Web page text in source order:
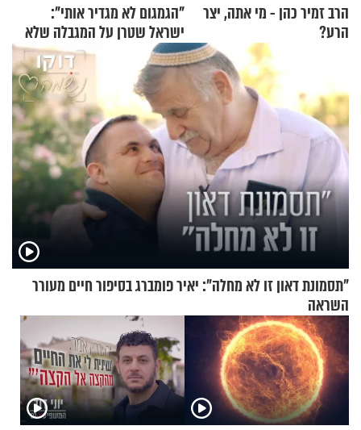
הרב זמיר כהן - מי אתה, יצר
הרע?
"הגמגום לא מגדיר אותי":
ישראל שטרן על המגבלה שלא
עוצרת אותו
"תסמונת דאון זו לא מחלה": יאיר פומברג בסיפור חיים מעורר
השראה